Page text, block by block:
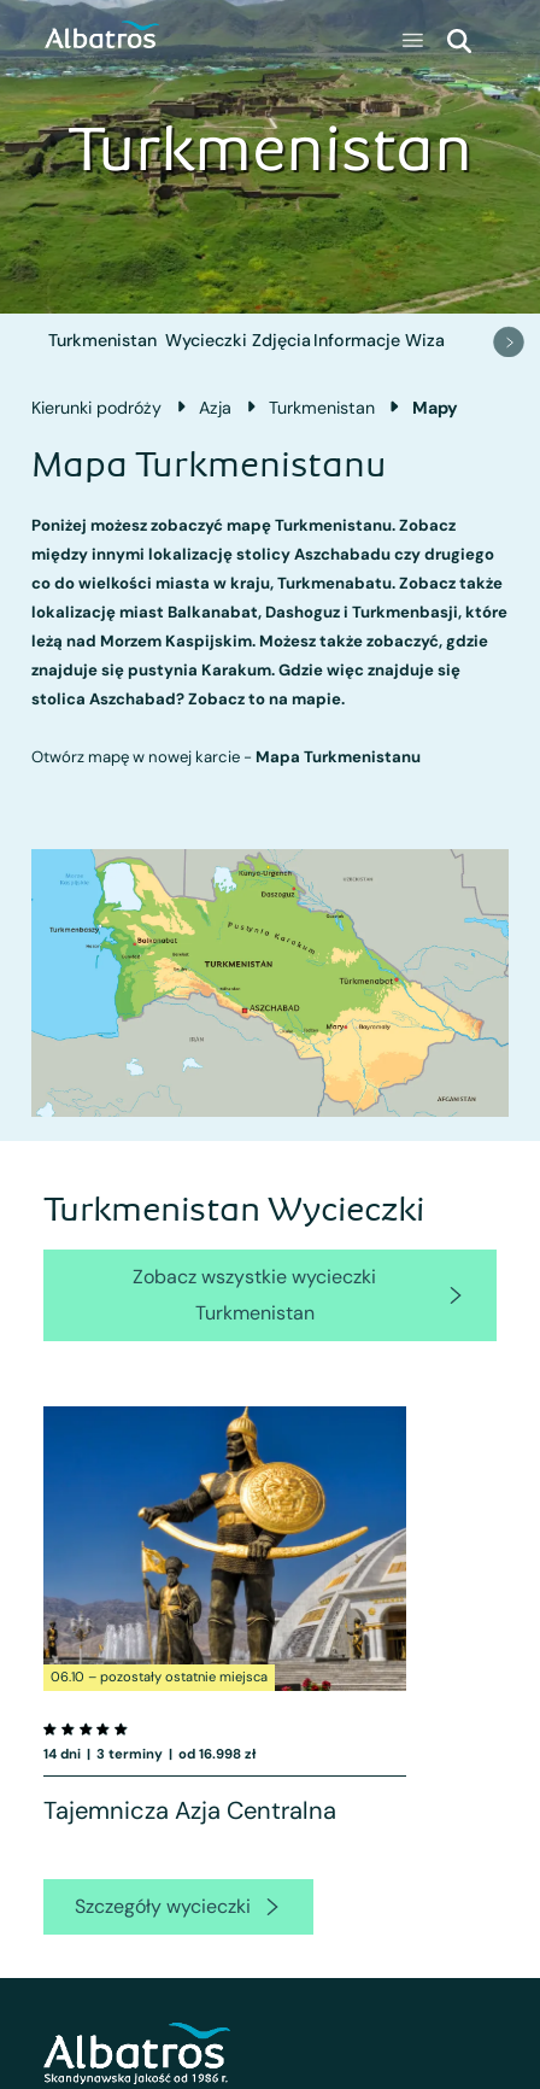
Turkmenistan
Turkmenistan Wycieczki Zdjęcia Informacje Wiza
Kierunki podróży Azja Turkmenistan Mapy
Mapa Turkmenistanu
Poniżej możesz zobaczyć mapę Turkmenistanu. Zobacz
między innymi lokalizację stolicy Aszchabadu czy drugiego
co do wielkości miasta w kraju, Turkmenabatu. Zobacz także
lokalizację miast Balkanabat, Dashoguz i Turkmenbasji, które
leżą nad Morzem Kaspijskim. Możesz także zobaczyć, gdzie
znajduje się pustynia Karakum. Gdzie więc znajduje się
stolica Aszchabad? Zobacz to na mapie.
Otwórz mapę w nowej karcie - Mapa Turkmenistanu
Turkmenistan Wycieczki
Zobacz wszystkie wycieczki
Turkmenistan
06.10 – pozostały ostatnie miejsca
14 dni | 3 terminy | od 16.998 zł
Tajemnicza Azja Centralna
Szczegóły wycieczki